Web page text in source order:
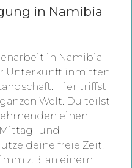
in Namibia
in Namibia
Unterkunft inmitten
Hier triffst
Welt. Du teilst
einen
und
deine freie Zeit,
z.B. an einem